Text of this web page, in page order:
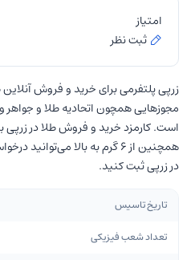
امتیاز
ثبت نظر
زرپی پلتفرمی برای خرید و فروش
مجوزهایی همچون اتحادیه طلا و جواهر
همچنین از 6 گرم به بالا
در زرپی ثبت کنید.
تاریخ تاسیس
تعداد شعب فیزیکی